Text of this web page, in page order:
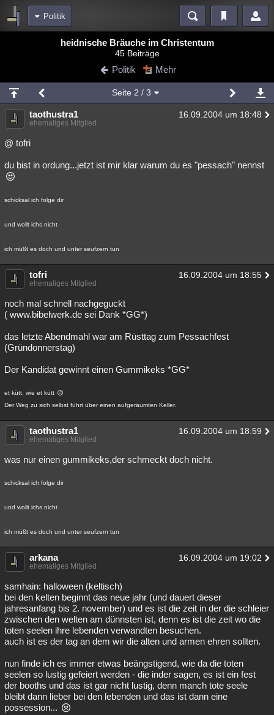
Politik
Blogs
Chat Wiki Neuigkeiten
meine Rubriken
Menschen Wissenschaft Mystery Kriminalfälle
Spiritualität
Natur Umfragen Unterhaltung
Philosophie
Astronomie
Musik Clash Verbesserungen
Übersichten
Besucht Teilgenommen
Lesenswert Schlüsselwörter
heidnische Bräuche im Christentum
45 Beiträge
Politik Mehr
Seite 2 / 3
taothustra1 16.09.2004 um 18:48
ehemaliges Mitglied
@ tofri
du bist in ordung...jetzt ist mir klar warum du es "pessach" nennst
schicksal ich folge dir
und wollt ichs nicht
ich müßt es doch und unter seufzern tun
tofri 16.09.2004 um 18:55
ehemaliges Mitglied
noch mal schnell nachgeguckt
( www.bibelwerk.de sei Dank *GG*)
das letzte Abendmahl war am Rüsttag zum Pessachfest
(Gründonnerstag)
Der Kandidat gewinnt einen Gummikeks *GG*
et kütt, wie et kütt
Der Weg zu sich selbst führt über einen aufgeräumten Keller.
taothustra1 16.09.2004 um 18:59
ehemaliges Mitglied
was nur einen gummikeks,der schmeckt doch nicht.
schicksal ich folge dir
und wollt ichs nicht
ich müßt es doch und unter seufzern tun
arkana 16.09.2004 um 19:02
ehemaliges Mitglied
samhain: halloween (keltisch)
bei den kelten beginnt das neue jahr (und dauert dieser
jahresanfang bis 2. november) und es ist die zeit in der die schleier
zwischen den welten am dünnsten ist, denn es ist die zeit wo die
toten seelen ihre lebenden verwandten besuchen.
auch ist es der tag an dem wir die alten und armen ehren sollten.
nun finde ich es immer etwas beängstigend, wie da die toten
seelen so lustig gefeiert werden - die inder sagen, es ist ein fest
der booths und das ist gar nicht lustig, denn manch tote seele
bleibt dann lieber bei den lebenden und das ist dann eine
possession...